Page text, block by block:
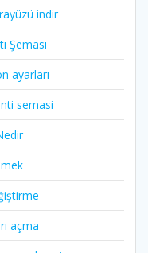
indir
Şeması
ayarları
semasi
açma